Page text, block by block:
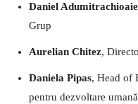
Daniel
Grup
Aurelian Chitez,
Daniela Pipas, Head of
pentru dezvoltare